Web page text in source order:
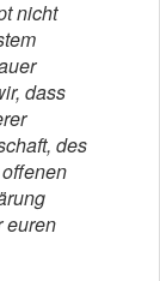
nicht
dass
des
euren